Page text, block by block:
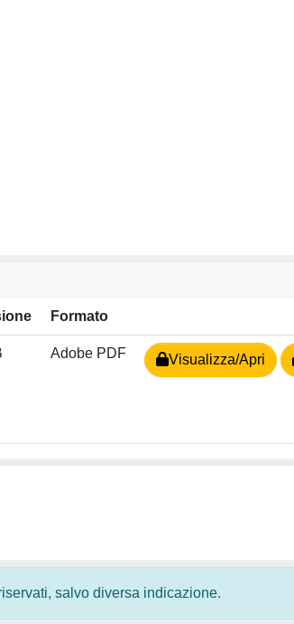
Formato
Adobe PDF Visualizza/Apri
salvo diversa indicazione.